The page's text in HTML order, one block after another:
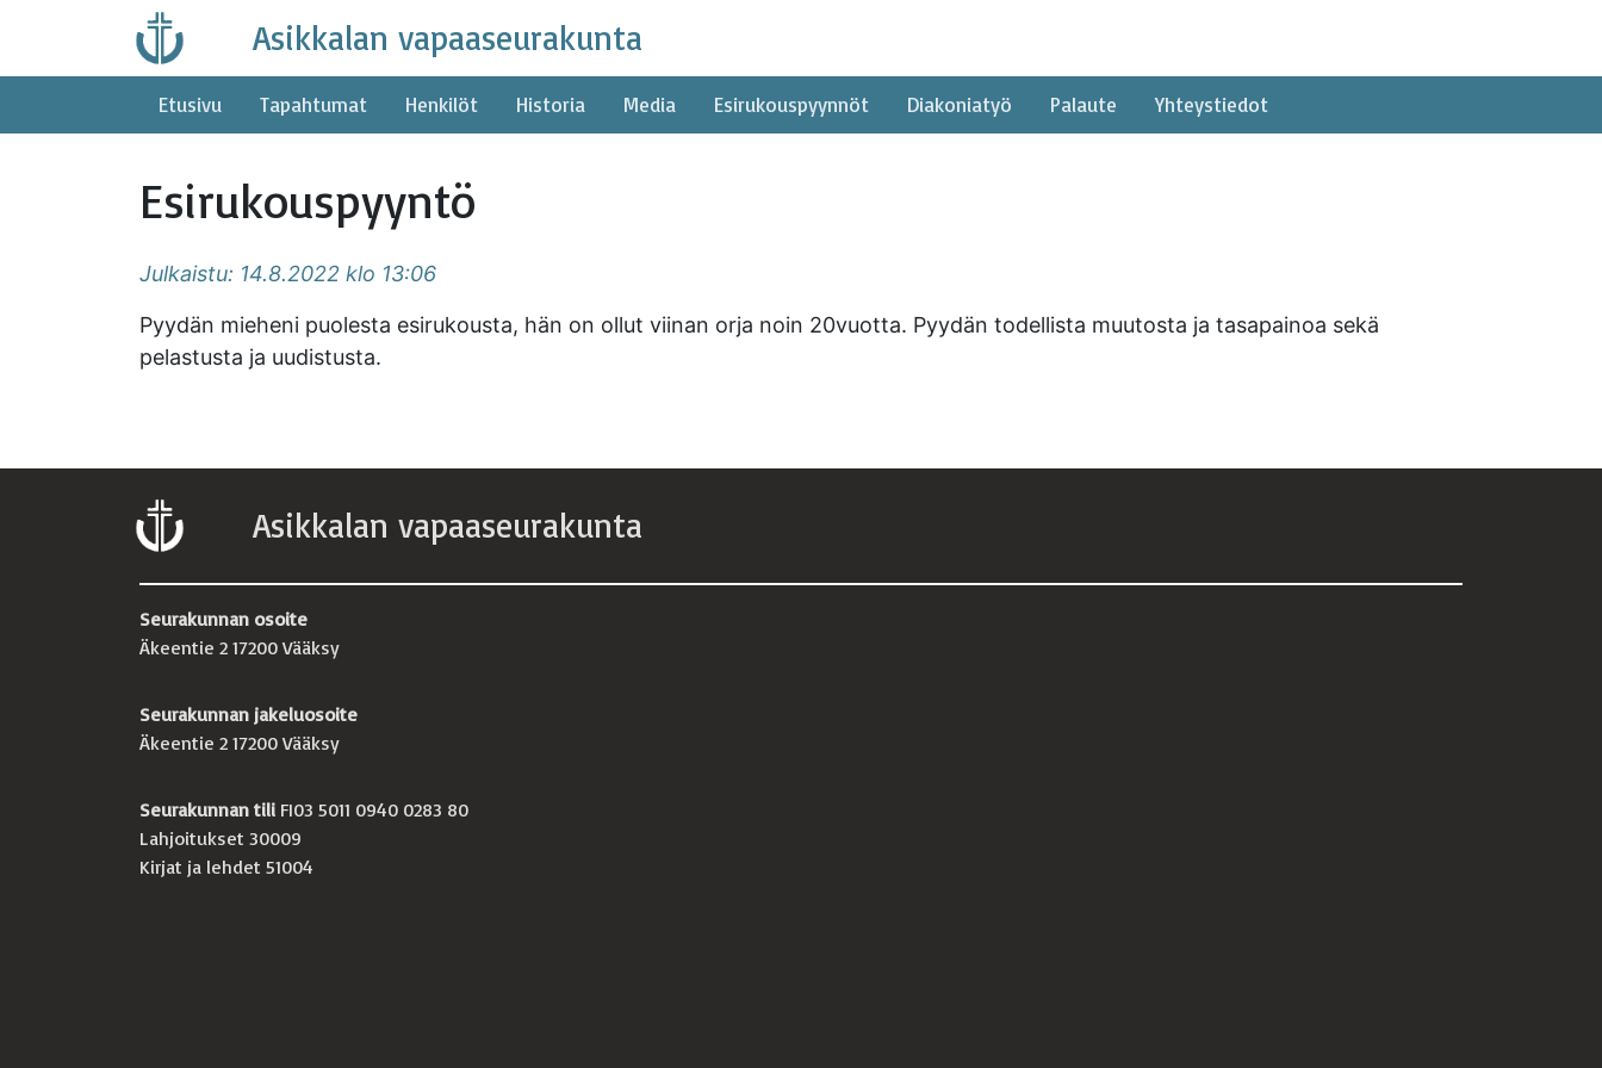
content
Asikkalan vapaaseurakunta
Etusivu Tapahtumat Henkilöt Historia Media Esirukouspyynnöt Diakoniatyö Palaute Yhteystiedot
Esirukouspyyntö
Julkaistu: 14.8.2022 klo 13:06
Pyydän mieheni puolesta esirukousta, hän on ollut viinan orja noin 20vuotta. Pyydän todellista muutosta ja tasapainoa sekä
pelastusta ja uudistusta.
Asikkalan vapaaseurakunta
Seurakunnan osoite
Äkeentie 2 17200 Vääksy
Seurakunnan jakeluosoite
Äkeentie 2 17200 Vääksy
Seurakunnan tili FI03 5011 0940 0283 80
Lahjoitukset 30009
Kirjat ja lehdet 51004